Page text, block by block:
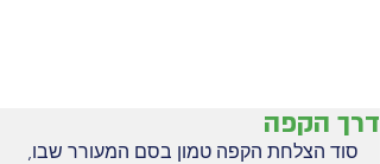
דרך הקפה
סוד הצלחת הקפה טמון בסם המעורר שבו,